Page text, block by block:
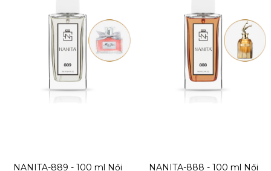
NANITA-889 - 100 ml
Női
NANITA-888 - 100 ml
Női